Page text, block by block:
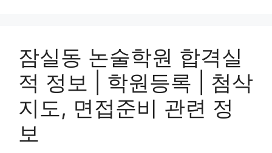
잠실동 논술학원 합격실
적 정보 | 학원등록 | 첨삭
지도, 면접준비 관련 정
보